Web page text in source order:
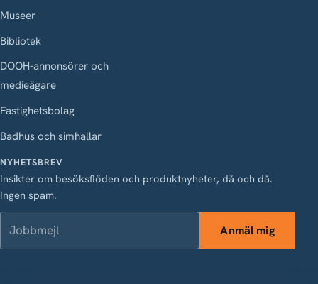
Museer
Bibliotek
DOOH-annonsörer och
medieägare
Fastighetsbolag
Badhus och simhallar
NYHETSBREV
Insikter om besöksflöden och produktnyheter, då och då.
Ingen spam.
Anmäl mig